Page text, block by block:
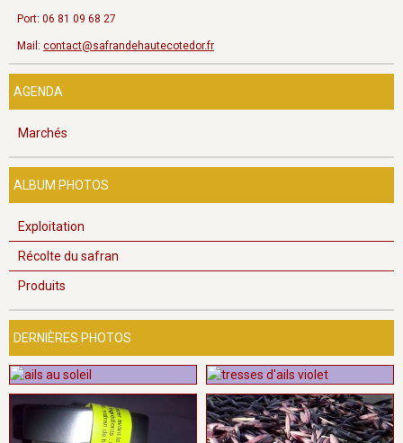
Port: 06 81 09 68 27
Mail: contact@safrandehautecotedor.fr
AGENDA
Marchés
ALBUM PHOTOS
Exploitation
Récolte du safran
Produits
DERNIÈRES PHOTOS